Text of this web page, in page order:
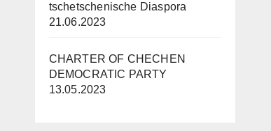
tschetschenische Diaspora
21.06.2023
CHARTER OF CHECHEN
DEMOCRATIC PARTY
13.05.2023